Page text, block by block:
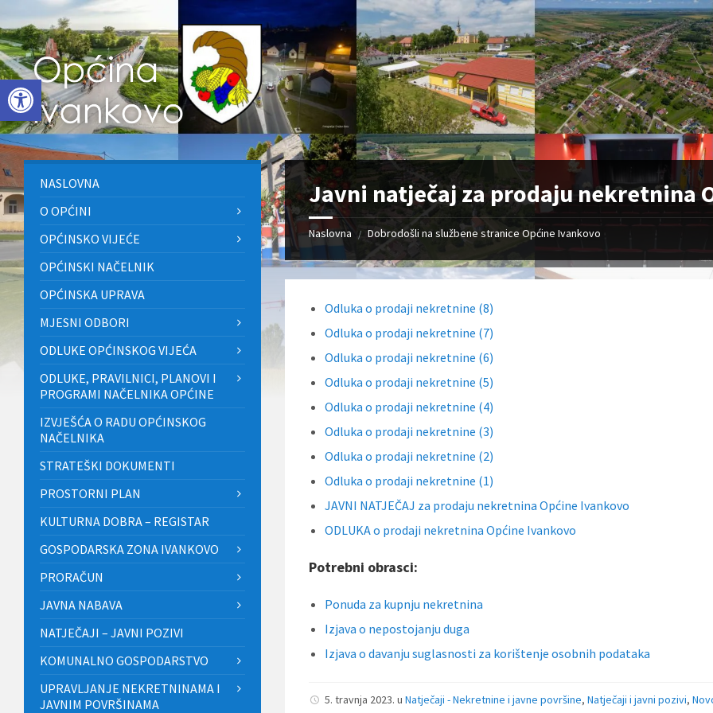
Open toolbar
to
content
to
left
sidebar
to
footer
Javni natječaj za prodaju nekretnina
Naslovna / Dobrodošli na službene stranice Općine Ivankovo
Odluka o prodaji nekretnine (8)
Odluka o prodaji nekretnine (7)
Odluka o prodaji nekretnine (6)
Odluka o prodaji nekretnine (5)
Odluka o prodaji nekretnine (4)
Odluka o prodaji nekretnine (3)
Odluka o prodaji nekretnine (2)
Odluka o prodaji nekretnine (1)
JAVNI NATJEČAJ za prodaju nekretnina Općine Ivankovo
ODLUKA o prodaji nekretnina Općine Ivankovo
Potrebni obrasci:
Ponuda za kupnju nekretnina
Izjava o nepostojanju duga
Izjava o davanju suglasnosti za korištenje osobnih podataka
5. travnja 2023.uNatječaji - Nekretnine i javne površine,Natječaji i javni pozivi,
NASLOVNA
O OPĆINI
OPĆINSKO VIJEĆE
OPĆINSKI NAČELNIK
OPĆINSKA UPRAVA
MJESNI ODBORI
ODLUKE OPĆINSKOG VIJEĆA
ODLUKE, PRAVILNICI, PLANOVI I
PROGRAMI NAČELNIKA OPĆINE
IZVJEŠĆA O RADU OPĆINSKOG
NAČELNIKA
STRATEŠKI DOKUMENTI
PROSTORNI PLAN
KULTURNA DOBRA – REGISTAR
GOSPODARSKA ZONA IVANKOVO
PRORAČUN
JAVNA NABAVA
NATJEČAJI – JAVNI POZIVI
KOMUNALNO GOSPODARSTVO
UPRAVLJANJE NEKRETNINAMA I
JAVNIM POVRŠINAMA